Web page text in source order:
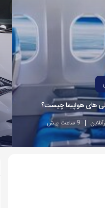
های هواپیما چیست؟
9 ساعت پیش